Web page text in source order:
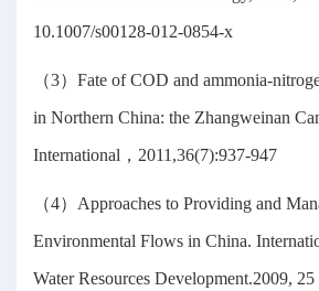
10.1007/s00128-012-0854-x
（3）Fate of COD and ammonia-
in Northern China: the Zhangweinan
International，2011,36(7):937-947
（4）Approaches to Providing and
Environmental Flows in China.
Water Resources Development.2009,